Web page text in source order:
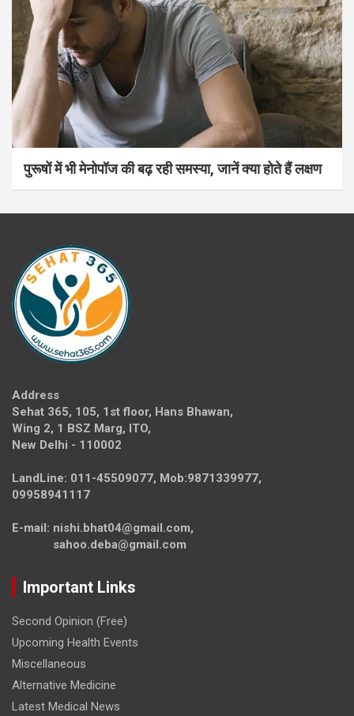
पुरूषों में भी मेनोपॉज की बढ़ रही समस्या, जानें क्या होते हैं लक्षण
Address
Sehat 365, 105, 1st floor, Hans Bhawan,
Wing 2, 1 BSZ Marg, ITO,
New Delhi - 110002
LandLine: 011-45509077, Mob:9871339977,
09958941117
E-mail: nishi.bhat04@gmail.com,
sahoo.deba@gmail.com
Important Links
Second Opinion (Free)
Upcoming Health Events
Miscellaneous
Alternative Medicine
Latest Medical News